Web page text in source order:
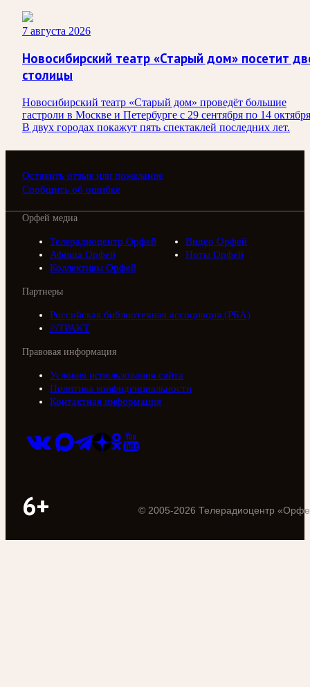
7 августа 2026
Новосибирский театр «Старый дом» посетит
столицы
Новосибирский театр «Старый дом» проведёт большие
гастроли в Москве и Петербурге с 29 сентября по 14
В двух городах покажут пять спектаклей последних лет.
Оставить отзыв или пожелание
Сообщить об ошибке
Орфей медиа
Телерадиоцентр Орфей
Видео Орфей
Афиша Орфей
Ноты Орфей
Коллективы Орфей
Партнеры
Российская библиотечная ассоциация (РБА)
///ТРАКТ
Правовая информация
Условия использования сайта
Политика конфиденциальности
Контактная информация
6+ © 2005-2026 Телерадиоцентр